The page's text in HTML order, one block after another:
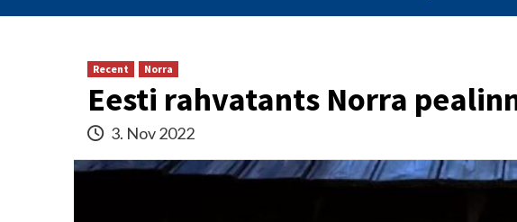
Recent Norra
Eesti rahvatants Norra
3. Nov 2022